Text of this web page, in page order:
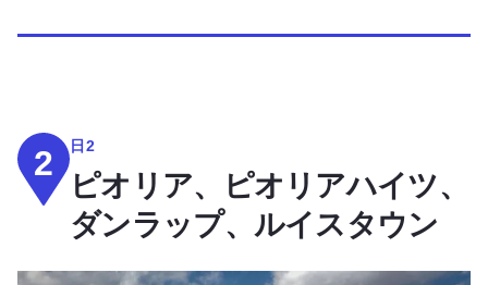
2 日2
ピオリア、ピオリアハイツ、
ダンラップ、ルイスタウン